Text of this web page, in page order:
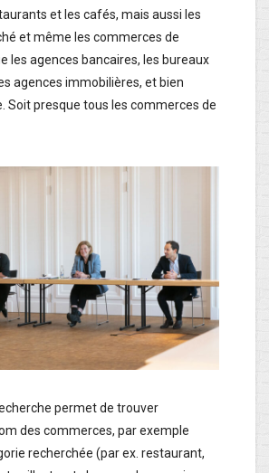
et les cafés, mais aussi les
et même les commerces de
les agences bancaires, les bureaux
agences immobilières, et bien
Soit presque tous les commerces de
permet de trouver
des commerces, par exemple
recherchée (par ex. restaurant,